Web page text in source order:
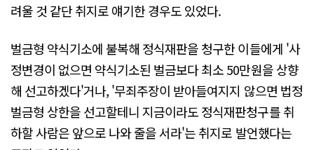
려울 것 같단 취지로 얘기한 경우도 있었다.
벌금형 약식기소에 불복해 정식재판을 청구한 이들에게 '사
정변경이 없으면 약식기소된 벌금보다 최소 50만원을 상향
해 선고하겠다'거나, '무죄주장이 받아들여지지 않으면 법정
벌금형 상한을 선고할테니 지금이라도 정식재판청구를 취
하할 사람은 앞으로 나와 줄을 서라'는 취지로 발언했다는